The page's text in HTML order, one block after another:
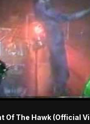
Of The Hawk (Official